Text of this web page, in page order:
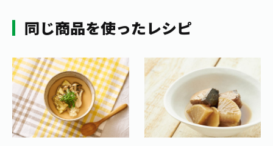
同じ商品を使ったレシピ